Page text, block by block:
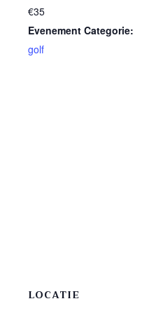
€35
Evenement Categorie:
golf
LOCATIE